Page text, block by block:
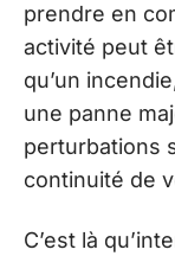
prendre en
activité peut
qu’un
une panne
perturbations
continuité de
C’est là